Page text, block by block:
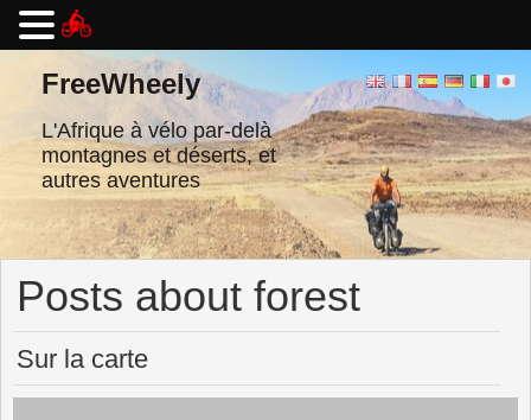
contenuFreeWheely
L'Afrique à vélo par-delà
montagnes et déserts, et
autres aventures
Posts about forest
Sur la carte